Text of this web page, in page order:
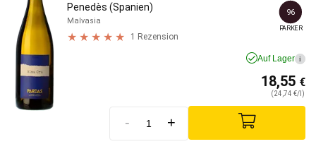
Penedès (Spanien)
Malvasia
1 Rezension
96
PARKER
Auf Lager i
18,55 €
(24,74 €/l)
- +